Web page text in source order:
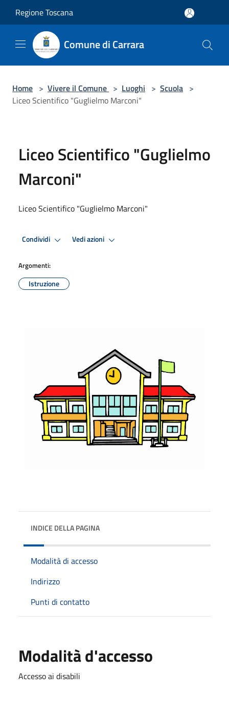
Regione Toscana
Comune di Carrara
Home > Vivere il Comune > Luoghi > Scuola >
Liceo Scientifico "Guglielmo Marconi"
Liceo Scientifico "Guglielmo
Marconi"
Liceo Scientifico "Guglielmo Marconi"
Condividi Vedi azioni
Argomenti:
Istruzione
INDICE DELLA PAGINA
Modalità di accesso
Indirizzo
Punti di contatto
Modalità d'accesso
Accesso ai disabili